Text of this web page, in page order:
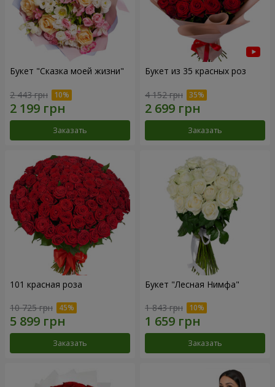
Букет "Сказка моей жизни"
2 443 грн
Заказать
Букет из 35 красных роз
4 152 грн
Заказать
101 красная роза
10 725 грн
Заказать
Букет "Лесная Нимфа"
1 843 грн
Заказать